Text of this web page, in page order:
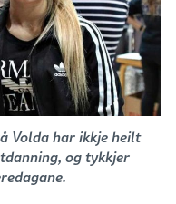
Volda har ikkje heilt
og tykkjer